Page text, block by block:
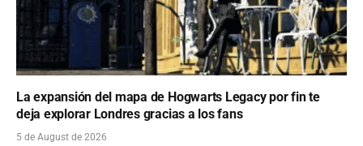
La expansión del mapa de Hogwarts Legacy por fin te
deja explorar Londres gracias a los fans
5 de August de 2026